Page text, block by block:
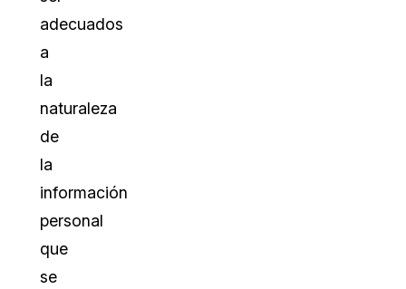
adecuados
a
la
naturaleza
de
la
información
personal
que
se